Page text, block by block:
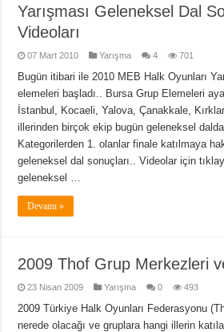
Yarışması Geleneksel Dal
Videoları
07 Mart 2010 Yarışma 4 701
Bugün itibari ile 2010 MEB Halk Oyunları
elemeleri başladı.. Bursa Grup Elemeleri
İstanbul, Kocaeli, Yalova, Çanakkale,
illerinden birçok ekip bugün geleneksel
Kategorilerden 1. olanlar finale katılmaya
geleneksel dal sonuçları.. Videolar için
geleneksel …
Devamı »
2009 Thof Grup Merkezleri
23 Nisan 2009 Yarışma 0 493
2009 Türkiye Halk Oyunları Federasyonu
nerede olacağı ve gruplara hangi illerin